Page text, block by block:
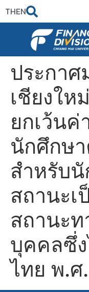
THEN
ประกาศ
เชียงให
ยกเว้นค่
นักศึกษ
สำหรับ
สถานะ
สถานะท
บุคคลซึ่
ไทย พ.ศ